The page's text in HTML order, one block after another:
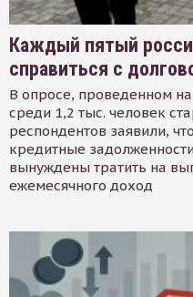
Каждый пятый
справиться с
В опросе, проведенном
среди 1,2 тыс. человек
респондентов заявили,
кредитные
вынуждены тратить на
ежемесячного доход